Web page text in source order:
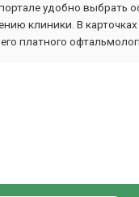
удобно выбрать
клиники. В
платного